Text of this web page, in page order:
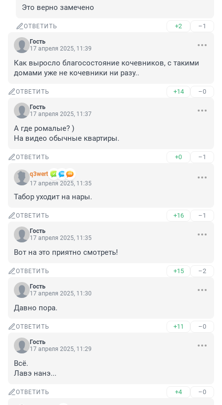
Это верно замечено
ОТВЕТИТЬ +2 –1
Гость
17 апреля 2025, 11:39
Как выросло благосостояние кочевников, с такими
домами уже не кочевники ни разу..
ОТВЕТИТЬ +14 –0
Гость
17 апреля 2025, 11:37
А где ромалые? )
На видео обычные квартиры.
ОТВЕТИТЬ +0 –1
q3wert
17 апреля 2025, 11:35
Табор уходит на нары.
ОТВЕТИТЬ +16 –1
Гость
17 апреля 2025, 11:35
Вот на это приятно смотреть!
ОТВЕТИТЬ +15 –2
Гость
17 апреля 2025, 11:30
Давно пора.
ОТВЕТИТЬ +11 –0
Гость
17 апреля 2025, 11:29
Всё.
Лавэ нанэ...
ОТВЕТИТЬ +4 –0